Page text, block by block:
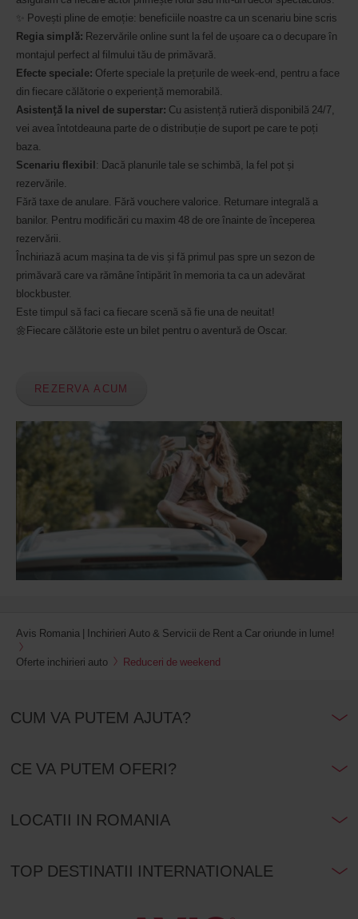
scuterele
pot
fi
de
asemenea
rezervate
aceste
vehicule
sunt
disponibile
in
locatia
selectata
de
✨ Povești pline de emoție: beneficiile noastre ca un scenariu bine scris
Regia simplă: Rezervările online sunt la fel de ușoare ca o decupare în
montajul perfect al filmului tău de primăvară.
Efecte speciale: Oferte speciale la prețurile de week-end, pentru a face
din fiecare călătorie o experiență memorabilă.
Asistență la nivel de superstar: Cu asistență rutieră disponibilă 24/7,
vei avea întotdeauna parte de o distribuție de suport pe care te poți
baza.
Scenariu flexibil: Dacă planurile tale se schimbă, la fel pot și
rezervările.
Fără taxe de anulare. Fără vouchere valorice. Returnare integrală a
banilor. Pentru modificări cu maxim 48 de ore înainte de începerea
rezervării.
Închiriază acum mașina ta de vis și fă primul pas spre un sezon de
primăvară care va rămâne întipărit în memoria ta ca un adevărat
blockbuster.
Este timpul să faci ca fiecare scenă să fie una de neuitat!
🌼Fiecare călătorie este un bilet pentru o aventură de Oscar.
REZERVA ACUM
Avis Romania | Inchirieri Auto & Servicii de Rent a Car oriunde in lume!
Oferte inchirieri auto
Reduceri de weekend
CUM VA PUTEM AJUTA?
CE VA PUTEM OFERI?
LOCATII IN ROMANIA
TOP DESTINATII INTERNATIONALE